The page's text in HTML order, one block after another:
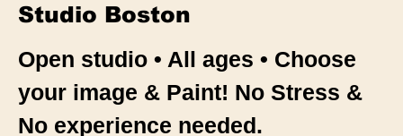
Studio Boston
Open studio • All ages • Choose
your image & Paint! No Stress &
No experience needed.